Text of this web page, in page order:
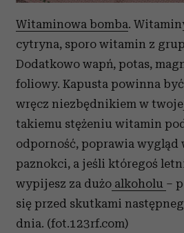
Witaminowa bomba.
cytryna, sporo witamin z
Dodatkowo wapń, potas,
foliowy. Kapusta powinna być
wręcz niezbędnikiem w
takiemu stężeniu witamin
odporność, poprawia wygląd
paznokci, a jeśli któregoś
wypijesz za dużo alkoholu –
się przed skutkami
dnia. (fot.123rf.com)